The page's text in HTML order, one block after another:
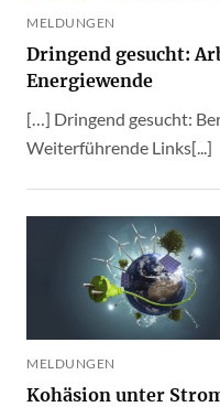
MELDUNGEN
Dringend gesucht:
Energiewende
[…] Dringend gesucht:
Weiterführende Links[...]
MELDUNGEN
Kohäsion unter